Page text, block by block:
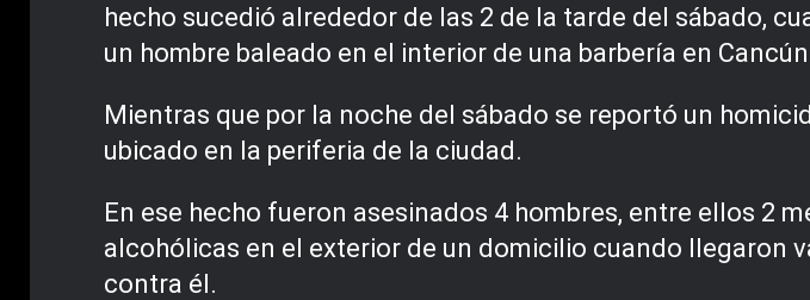
hecho sucedió alrededor de las 2 de la tarde del sábado,
un hombre baleado en el interior de una barbería en
Mientras que por la noche del sábado se reportó un
ubicado en la periferia de la ciudad.
En ese hecho fueron asesinados 4 hombres, entre ellos 2
alcohólicas en el exterior de un domicilio cuando llegaron
contra él.